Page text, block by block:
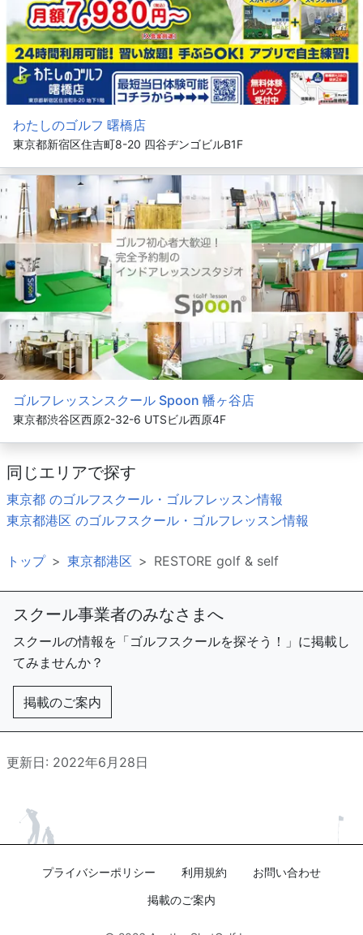
わたしのゴルフ 曙橋店
東京都新宿区住吉町8-20 四谷ヂンゴビルB1F
ゴルフレッスンスクール Spoon 幡ヶ谷店
東京都渋谷区西原2-32-6 UTSビル西原4F
同じエリアで探す
東京都 のゴルフスクール・ゴルフレッスン情報
東京都港区 のゴルフスクール・ゴルフレッスン情報
トップ 東京都港区 RESTORE golf & self
スクール事業者のみなさまへ
スクールの情報を「ゴルフスクールを探そう！」に掲載し
てみませんか？
掲載のご案内
更新日: 2022年6月28日
プライバシーポリシー 利用規約
お問い合わせ
掲載のご案内